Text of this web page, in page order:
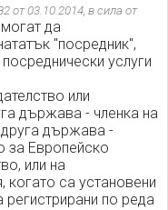
от 03.10.2014, в сила от
да
"посредник",
услуги
или
държава - членка на
държава -
за Европейско
или на
са установени
регистрирани по реда